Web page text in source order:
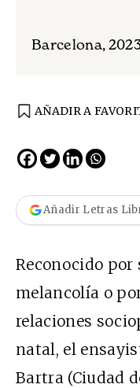
Barcelona,
AÑADIR A
Añadir Letras
Reconocido por
melancolía o
relaciones
natal, el
Bartra (Ciudad